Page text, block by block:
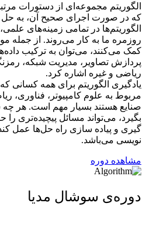
الگوریتم مجموعه‌ای از دستورات
که در صورت اجرای صحیح آن، به
الگوریتم‌ها در تمامی زمینه‌های
روزمره ما به کار می‌روند. از جمله
کمک می‌کنند، می‌توان به ترکیب
پردازش تصاویر، مدیریت شبکه،
ریاضی و غیره اشاره کرد.
یادگیری الگوریتم برای همه کسانی
مربوط به علوم کامپیوتر، فناوری،
صنایع هستند بسیار مهم است. هر چه
بگیرد، می‌تواند مسائل پیچیده‌تری را
گیری و پیاده سازی راه حل‌ها عمل
نویسی می‌باشد.
مشاهده دوره
دوره‌ی سوشال مدیا